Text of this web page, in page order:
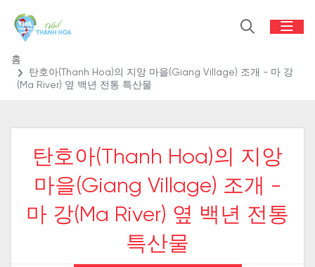
홈
탄호아(Thanh Hoa)의 지앙 마을(Giang Village) 조개 - 마 강
(Ma River) 옆 백년 전통 특산물
탄호아(Thanh Hoa)의 지앙
마을(Giang Village) 조개 -
마 강(Ma River) 옆 백년 전통
특산물